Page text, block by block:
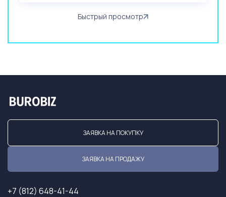
Быстрый просмотр
ЗАЯВКА НА ПОКУПКУ
ЗАЯВКА НА ПРОДАЖУ
+7 (812) 648-41-44